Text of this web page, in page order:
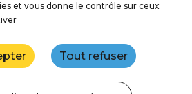
et vous donne le contrôle sur ceux
Tout refuser